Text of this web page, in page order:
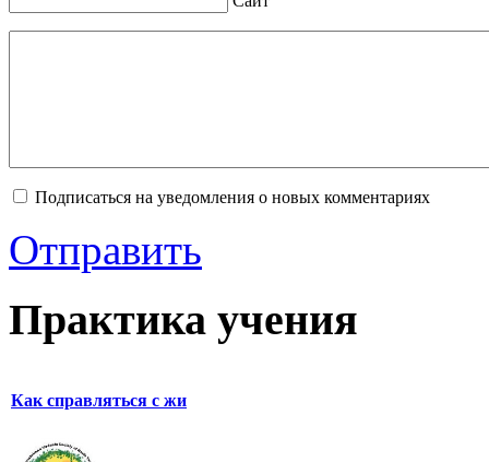
Подписаться на уведомления о новых комментариях
Отправить
Практика учения
Как справляться с жи